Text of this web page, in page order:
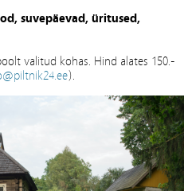
suvepäevad, üritused,
valitud kohas. Hind alates 150.-
).